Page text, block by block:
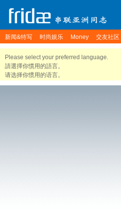
新闻&特写 时尚娱乐 Money 交友社区
Please select your preferred language.
請選擇你慣用的語言。
请选择你惯用的语言。